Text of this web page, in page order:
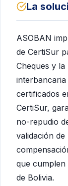
La
ASOBAN
de CertiSur
Cheques y la
certificados
CertiSur,
no-repudio
validación de
que
de Bolivia.